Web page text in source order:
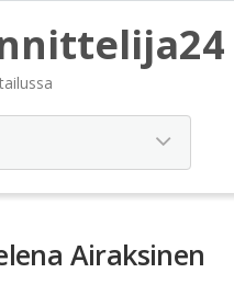
Airaksinen